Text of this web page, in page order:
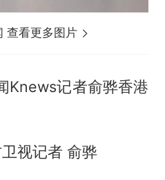
查看更多图片
Knews记者俞骅香港
视记者 俞骅